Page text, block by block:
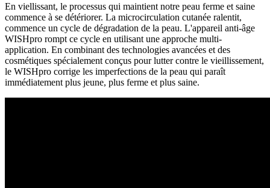
En viellissant, le processus qui maintient notre peau ferme et saine
commence à se détériorer. La microcirculation cutanée ralentit,
commence un cycle de dégradation de la peau. L'appareil anti-âge
WISHpro rompt ce cycle en utilisant une approche multi-
application. En combinant des technologies avancées et des
cosmétiques spécialement conçus pour lutter contre le vieillissement,
le WISHpro corrige les imperfections de la peau qui paraît
immédiatement plus jeune, plus ferme et plus saine.